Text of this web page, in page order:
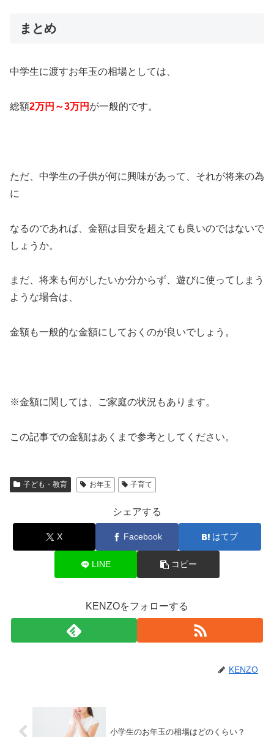
まとめ
中学生に渡すお年玉の相場としては、
総額2万円～3万円 が一般的です。
ただ、中学生の子供が何に興味があって、それが将来の為
に
なるのであれば、金額は目安を超えても良いのではないで
しょうか。
まだ、将来も何がしたいか分からず、遊びに使ってしまう
ような場合は、
金額も一般的な金額にしておくのが良いでしょう。
※金額に関しては、ご家庭の状況もあります。
この記事での金額はあくまで参考としてください。
子ども・教育 お年玉 子育て
シェアする
X Facebook はてブ
LINE コピー
KENZOをフォローする
KENZO
小学生のお年玉の相場はどのくらい？